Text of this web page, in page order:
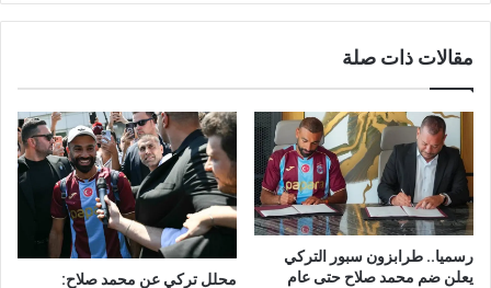
مقالات ذات صلة
رسميا.. طرابزون سبور التركي
يعلن ضم محمد صلاح حتى عام
محلل تركي عن محمد صلاح: